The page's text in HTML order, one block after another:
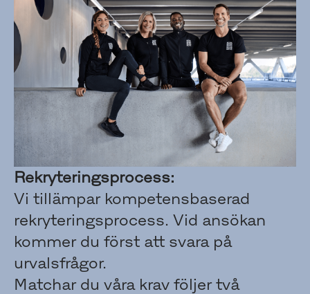
Rekryteringsprocess:
Vi tillämpar kompetensbaserad
rekryteringsprocess. Vid ansökan
kommer du först att svara på
urvalsfrågor.
Matchar du våra krav följer två